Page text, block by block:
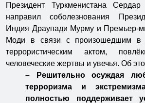
Президент Туркменистана
направил соболезнования
Индия Драупади Мурму и Премьер-
Моди в связи с произошедшим в
террористическим актом,
человеческие жертвы и увечья. Об
– Решительно осуждая
терроризма и
полностью поддерживает